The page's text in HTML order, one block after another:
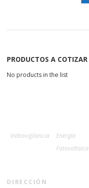
PRODUCTOS A COTIZAR
No products in the list
Videovigilancia
Energía
Fotovoltaica
DIRECCIÓN